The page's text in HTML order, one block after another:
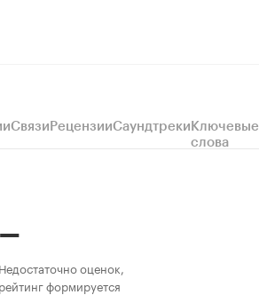
СвязиРецензииСаундтрекиКлючевые
слова
–
Недостаточно оценок,
рейтинг формируется